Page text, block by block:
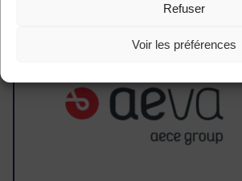
Refuser
Voir les préférences